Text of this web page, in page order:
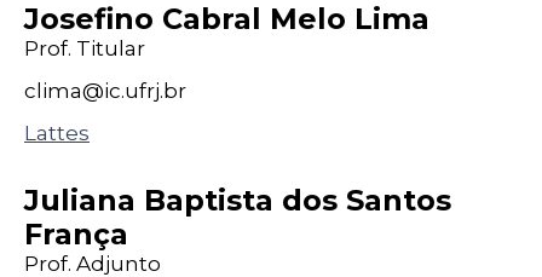
Josefino Cabral Melo Lima
Prof. Titular
clima@ic.ufrj.br
Lattes
Juliana Baptista dos Santos
França
Prof. Adjunto